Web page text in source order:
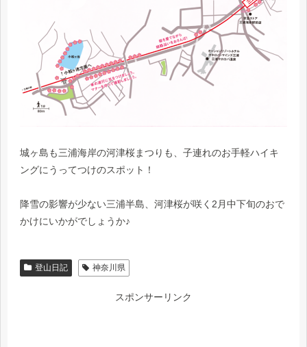
城ヶ島も三浦海岸の河津桜まつりも、子連れのお手軽ハイキ
ングにうってつけのスポット！
降雪の影響が少ない三浦半島、河津桜が咲く2月中下旬のおで
かけにいかがでしょうか♪
登山日記 神奈川県
スポンサーリンク